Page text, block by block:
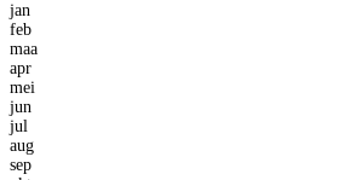
jan
feb
maa
apr
mei
jun
jul
aug
sep